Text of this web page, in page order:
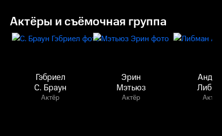
Актёры и съёмочная группа
Гэбриел
С. Браун
Актёр
Эрин
Мэтьюз
Актёр Актёр